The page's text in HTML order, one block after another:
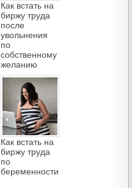
Как встать на
биржу труда
после
увольнения
по
собственному
желанию
Как встать на
биржу труда
по
беременности